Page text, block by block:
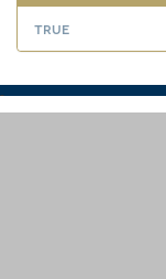
true